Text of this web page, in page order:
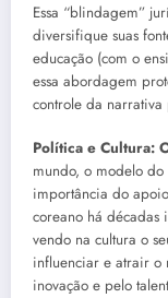
Essa “blindagem”
diversifique suas
educação (com o
essa abordagem
controle da narrativa
Política e Cultura:
mundo, o modelo
importância do
coreano há décadas
vendo na cultura o
influenciar e atrair o
inovação e pelo